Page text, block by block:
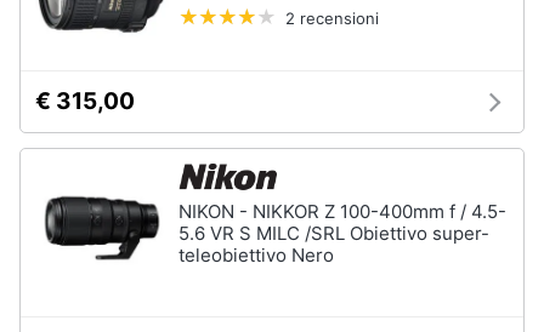
2 recensioni
€ 315,00
NIKON - NIKKOR Z 100-400mm f / 4.5-
5.6 VR S MILC /SRL Obiettivo super-
teleobiettivo Nero